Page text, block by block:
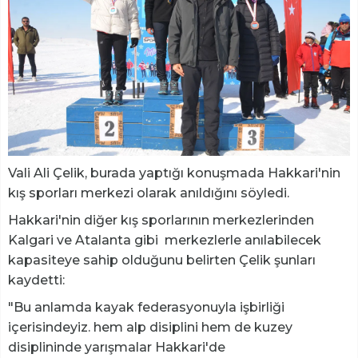
Vali Ali Çelik, burada yaptığı konuşmada Hakkari'nin
kış sporları merkezi olarak anıldığını söyledi.
Hakkari'nin diğer kış sporlarının merkezlerinden
Kalgari ve Atalanta gibi merkezlerle anılabilecek
kapasiteye sahip olduğunu belirten Çelik şunları
kaydetti:
"Bu anlamda kayak federasyonuyla işbirliği
içerisindeyiz. hem alp disiplini hem de kuzey
disiplininde yarışmalar Hakkari'de